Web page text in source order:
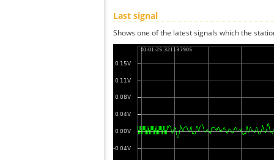
Last signal
Shows one of the latest signals which the